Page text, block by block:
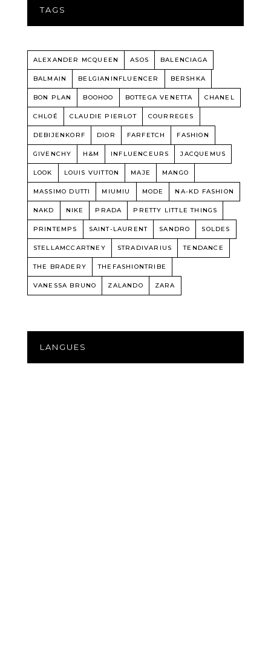
TAGS
ALEXANDER MCQUEEN ASOS BALENCIAGA
BALMAIN BELGIANINFLUENCER BERSHKA
BON PLAN BOOHOO BOTTEGA VENETTA CHANEL
CHLOÉ CLAUDIE PIERLOT COURREGES
DEBIJENKORF DIOR FARFETCH FASHION
GIVENCHY H&M INFLUENCEURS JACQUEMUS
LOOK LOUIS VUITTON MAJE MANGO
MASSIMO DUTTI MIUMIU MODE NA-KD FASHION
NAKD NIKE PRADA PRETTY LITTLE THINGS
PRINTEMPS SAINT-LAURENT SANDRO SOLDES
STELLAMCCARTNEY STRADIVARIUS TENDANCE
THE BRADERY THEFASHIONTRIBE
VANESSA BRUNO ZALANDO ZARA
LANGUES